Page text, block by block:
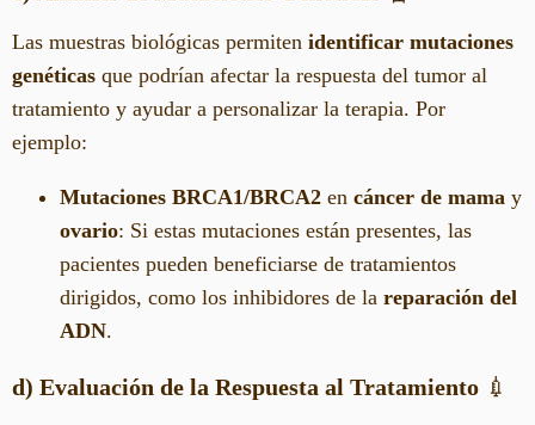
Las muestras biológicas permiten identificar mutaciones
genéticas que podrían afectar la respuesta del tumor al
tratamiento y ayudar a personalizar la terapia. Por
ejemplo:
Mutaciones BRCA1/BRCA2 en cáncer de mama y
ovario: Si estas mutaciones están presentes, las
pacientes pueden beneficiarse de tratamientos
dirigidos, como los inhibidores de la reparación del
ADN.
d) Evaluación de la Respuesta al Tratamiento 💉